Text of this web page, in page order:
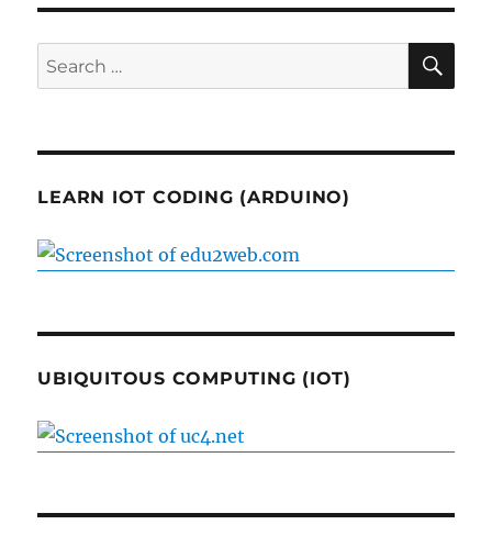
Search
for:
LEARN IOT CODING (ARDUINO)
UBIQUITOUS COMPUTING (IOT)